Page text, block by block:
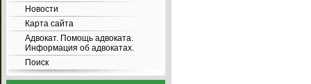
Новости
Карта сайта
Адвокат. Помощь адвоката.
Информация об адвокатах.
Поиск